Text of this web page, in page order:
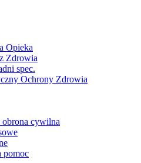
Opieka
Zdrowia
spec.
Ochrony Zdrowia
cywilna
pomoc